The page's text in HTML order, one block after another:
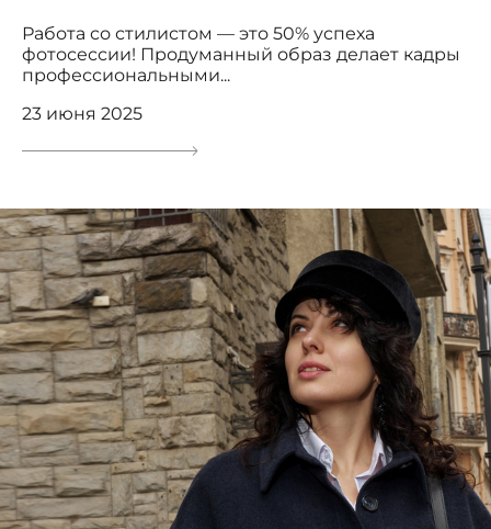
Работа со стилистом — это 50% успеха
фотосессии! Продуманный образ делает кадры
профессиональными...
23 июня 2025